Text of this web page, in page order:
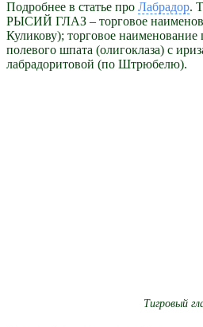
Подробнее в статье про Лабрадор.
РЫСИЙ ГЛАЗ – торговое
Куликову); торговое наименование
полевого шпата (олигоклаза) с
лабрадоритовой (по Штрюбелю).
Тигровый